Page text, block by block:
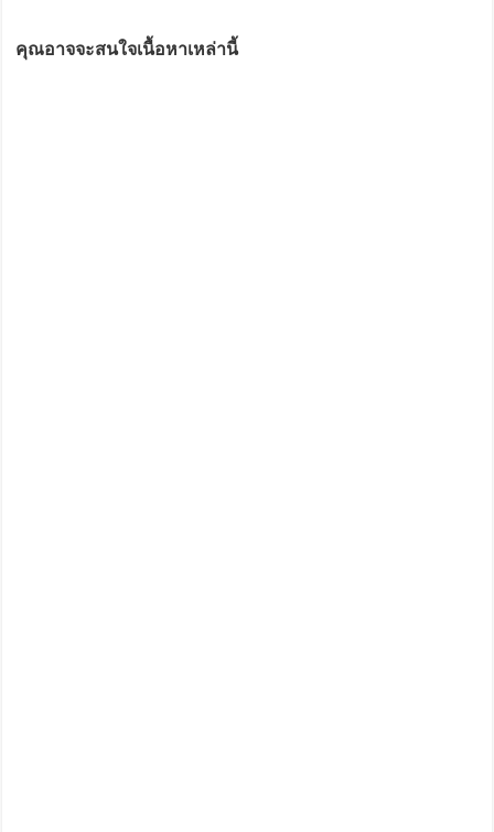
คุณอาจจะสนใจเนื้อหาเหล่านี้